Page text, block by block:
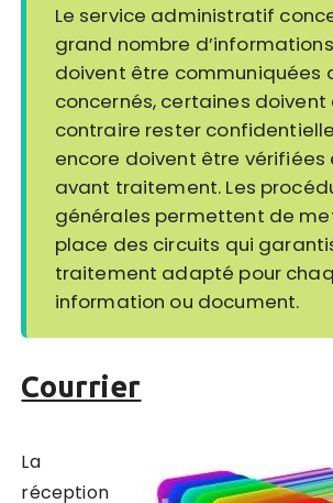
Le service administratif
grand nombre
doivent être communiquées
concernés, certaines doivent
contraire rester
encore doivent être vérifiées
avant traitement. Les
générales permettent de
place des circuits qui
traitement adapté pour
information ou document.
Courrier
La
réception